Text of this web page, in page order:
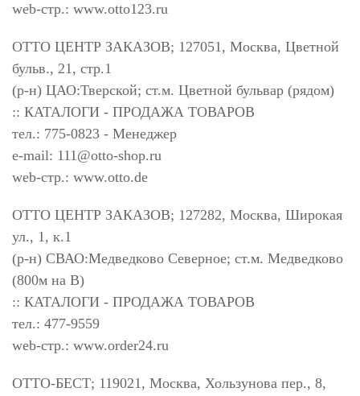
web-стр.: www.otto123.ru
ОТТО ЦЕНТР ЗАКАЗОВ; 127051, Москва, Цветной
бульв., 21, стр.1
(р-н) ЦАО:Тверской; ст.м. Цветной бульвар (рядом)
:: КАТАЛОГИ - ПРОДАЖА ТОВАРОВ
тел.: 775-0823 - Менеджер
e-mail: 111@otto-shop.ru
web-стр.: www.otto.de
ОТТО ЦЕНТР ЗАКАЗОВ; 127282, Москва, Широкая
ул., 1, к.1
(р-н) СВАО:Медведково Северное; ст.м. Медведково
(800м на В)
:: КАТАЛОГИ - ПРОДАЖА ТОВАРОВ
тел.: 477-9559
web-стр.: www.order24.ru
ОТТО-БЕСТ; 119021, Москва, Хользунова пер., 8,